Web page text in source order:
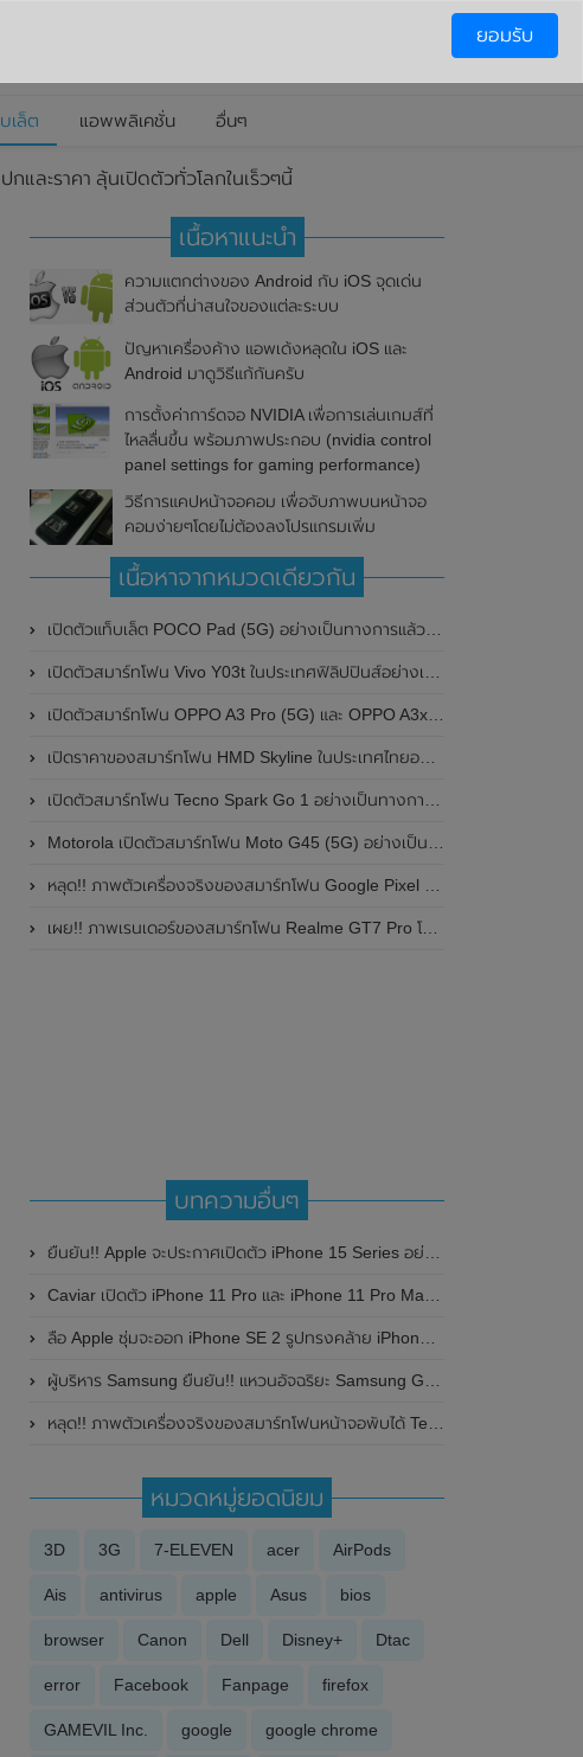
เล็ต แอพพลิเคชั่น อื่นๆ
และราคา ลุ้นเปิดตัวทั่วโลกในเร็วๆนี้
เนื้อหาแนะนำ
ความแตกต่างของ Android กับ iOS จุดเด่น
ส่วนตัวที่น่าสนใจของแต่ละระบบ
ปัญหาเครื่องค้าง แอพเด้งหลุดใน iOS และ
Android มาดูวิธีแก้กันครับ
การตั้งค่าการ์ดจอ NVIDIA เพื่อการเล่นเกมส์ที่
ไหลลื่นขึ้น พร้อมภาพประกอบ (nvidia control
panel settings for gaming performance)
วิธีการแคปหน้าจอคอม เพื่อจับภาพบนหน้าจอ
คอมง่ายๆโดยไม่ต้องลงโปรแกรมเพิ่ม
เนื้อหาจากหมวดเดียวกัน
เปิดตัวแท็บเล็ต POCO Pad (5G) อย่างเป็นทางการแล้วในประเทศอินเดีย มาพร้อมชิปเซ็ต Snapdragon 7s Gen 2 ของ Qualcomm และรองรับเครือข่าย 5G
เปิดตัวสมาร์ทโฟน Vivo Y03t ในประเทศฟิลิปปินส์อย่างเป็นทางการแล้ว มาพร้อมชิปเซ็ต Unisoc T612 , กล้องหลัง ความละเอียด 13MP , แบตเตอรี่ 5,000mAh และหน้าจอแสดงผล LCD / 90Hz
เปิดตัวสมาร์ทโฟน OPPO A3 Pro (5G) และ OPPO A3x ในประเทศไทยอย่างเป็นทางการแล้ว ในราคาเริ่มต้นเพียง 3,999 บาท
เปิดราคาของสมาร์ทโฟน HMD Skyline ในประเทศไทยอย่างเป็นทางการแล้ว ราคา 14,990 บาท
เปิดตัวสมาร์ทโฟน Tecno Spark Go 1 อย่างเป็นทางการแล้ว มาพร้อมหน้าจอแสดงผล LCD / 120Hz , แบตเตอรี่ 5,000mAh และใช้ชิปเซ็ต Unisoc
Motorola เปิดตัวสมาร์ทโฟน Moto G45 (5G) อย่างเป็นทางการแล้วในอินเดีย
หลุด!! ภาพตัวเครื่องจริงของสมาร์ทโฟน Google Pixel 9a โชว์ดีไซน์ใหม่ กล้องหลังแบนราบ ไม่มีกรอบของกล้องแล้ว
เผย!! ภาพเรนเดอร์ของสมาร์ทโฟน Realme GT7 Pro โชว์ให้เห็นดีไซน์ใหม่ พร้อมเผยรายละเอียดสเปกที่สำคัญบางส่วน
บทความอื่นๆ
ยืนยัน!! Apple จะประกาศเปิดตัว iPhone 15 Series อย่างเป็นทางการในวันที่ 12 กันยายน 2023 นี้
Caviar เปิดตัว iPhone 11 Pro และ iPhone 11 Pro Max ตกแต่งด้วยทองคำ เพชร
ลือ Apple ซุ่มจะออก iPhone SE 2 รูปทรงคล้าย iPhone 8 ต้นปี 2020
ผู้บริหาร Samsung ยืนยัน!! แหวนอัจฉริยะ Samsung Galaxy Ring จะเปิดตัวในงาน Galaxy Unpacked 2024 ครั้งที่ 2 ในช่วงปลายเดือนกรกฎาคม
หลุด!! ภาพตัวเครื่องจริงของสมาร์ทโฟนหน้าจอพับได้ Tecno Phantom V Fold เตรียมเปิดตัวทั่วโลกในวันที่ 28 กุมภาพันธ์ 2023 นี้
หมวดหมู่ยอดนิยม
3D 3G 7-ELEVEN acer AirPods
Ais antivirus apple Asus bios
browser Canon Dell Disney+ Dtac
error Facebook Fanpage firefox
GAMEVIL Inc. google google chrome
ยอมรับ